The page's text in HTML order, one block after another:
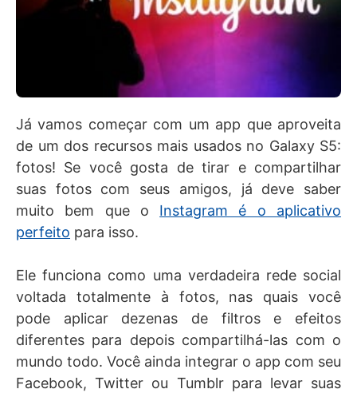
Já vamos começar com um app que aproveita
de um dos recursos mais usados no Galaxy S5:
fotos! Se você gosta de tirar e compartilhar
suas fotos com seus amigos, já deve saber
muito bem que o Instagram é o aplicativo
perfeito para isso.
Ele funciona como uma verdadeira rede social
voltada totalmente à fotos, nas quais você
pode aplicar dezenas de filtros e efeitos
diferentes para depois compartilhá-las com o
mundo todo. Você ainda integrar o app com seu
Facebook, Twitter ou Tumblr para levar suas